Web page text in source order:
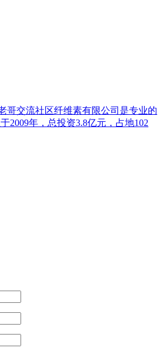
哥交流社区纤维素有限公司是专业的
2009年，总投资3.8亿元，占地102